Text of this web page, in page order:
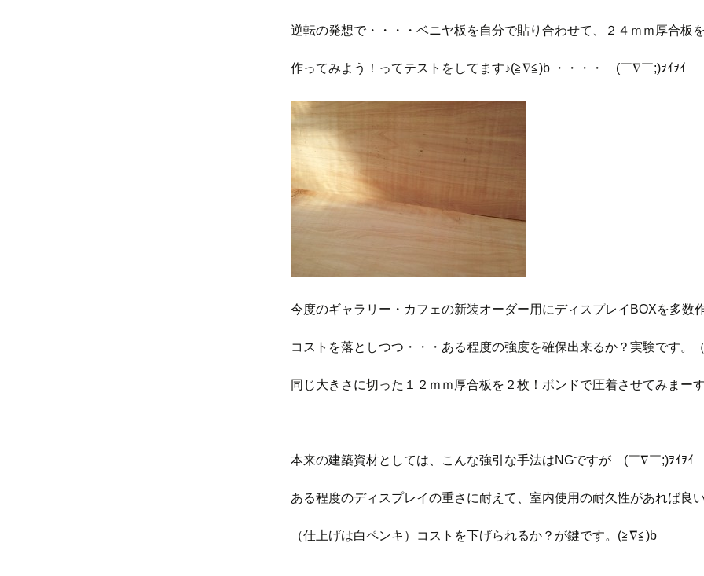
逆転の発想で・・・・ベニヤ板を自分で貼り合わせて、２４ｍｍ厚合板を
作ってみよう！ってテストをしてます♪(≧∇≦)b ・・・・ゞ(￣∇￣;)ｦｲｦｲ
今度のギャラリー・カフェの新装オーダー用にディスプレイBOXを多数
コストを落としつつ・・・ある程度の強度を確保出来るか？実験です。（
同じ大きさに切った１２ｍｍ厚合板を２枚！ボンドで圧着させてみまーす
本来の建築資材としては、こんな強引な手法はNGですがゞ(￣∇￣;)ｦｲｦｲ
ある程度のディスプレイの重さに耐えて、室内使用の耐久性があれば良い
（仕上げは白ペンキ）コストを下げられるか？が鍵です。(≧∇≦)b